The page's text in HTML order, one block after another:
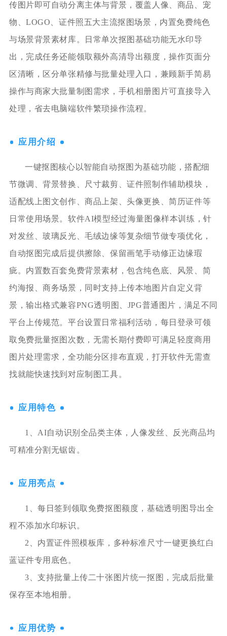
传图片即可自动分离主体与背景，覆盖人像、商品、宠
物、LOGO、证件照五大主流抠图场景，内置免费纯色
与场景背景素材库。日常单次抠图基础功能无水印导
出，完成任务还能领取额外高清导出额度，操作页面分
区清晰，区分单张精修与批量处理入口，兼顾新手简易
操作与商家大批量制图需求，手机相册图片可直接导入
处理，省去电脑端软件繁琐操作流程。
应用介绍
一键抠图核心以智能自动抠图为基础功能，搭配细
节微调、背景替换、尺寸裁剪、证件照制作辅助模块，
适配线上图文创作、商品上架、头像更换、简历证件等
日常使用场景。软件AI模型经过海量图像样本训练，针
对发丝、玻璃反光、毛绒边缘等复杂细节做专项优化，
自动抠图完成后提供擦除、保留画笔手动修正边缘瑕
疵。内置数百套免费背景素材，包含纯色底、风景、简
约海报、商务场景，同时支持上传本地图片自定义背
景，输出格式兼容PNG透明图、JPG普通图片，满足不同
平台上传规范。平台设置日常福利活动，每日登录可领
取免费批量抠图次数，无需长期付费即可满足轻度商用
图片处理需求，全功能分区排布直观，打开软件无需查
找就能快速找到对应制图工具。
应用特色
1、AI自动识别全品类主体，人像发丝、反光商品均
可精准分割无锯齿。
应用亮点
1、每日签到领取免费抠图额度，基础透明图导出全
程不添加水印标识。
2、内置证件照模板库，多种标准尺寸一键更换红白
蓝证件专用底色。
3、支持批量上传二十张图片统一抠图，完成后批量
保存至本地相册。
应用优势